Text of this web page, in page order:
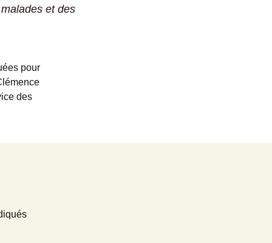
et des
pour
des